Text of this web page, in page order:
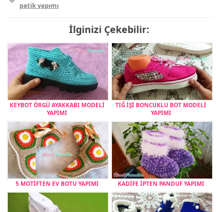
patik yapımı
İlginizi Çekebilir:
KEYBOT ÖRGÜ AYAKKABI MODELİ
YAPIMI
TIĞ İŞİ BONCUKLU BOT MODELİ
YAPIMI
5 MOTİFTEN EV BOTU YAPIMI KADİFE İPTEN PANDUF YAPIMI